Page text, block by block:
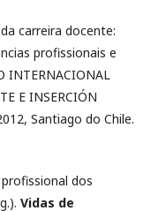
carreira docente:
profissionais e
INTERNACIONAL
E INSERCIÓN
Santiago do Chile.
dos
Vidas de